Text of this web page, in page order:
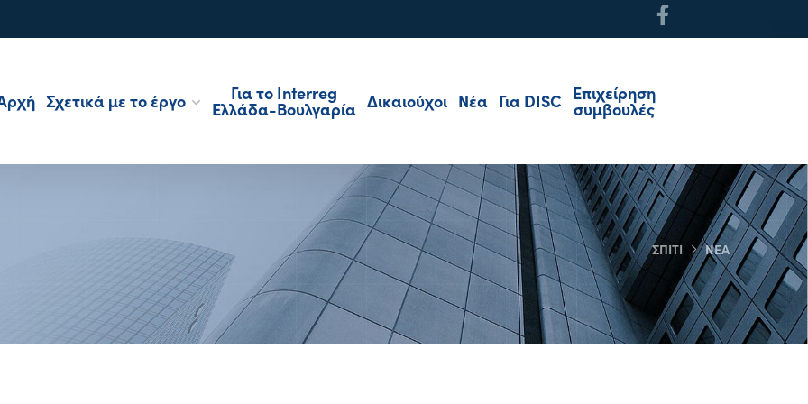
Σχετικά με το έργο Για το Interreg
Ελλάδα-Βουλγαρία Δικαιούχοι Νέα Για DISC Επιχείρηση
συμβουλές
ΣΠΊΤΙ ΝΈΑ